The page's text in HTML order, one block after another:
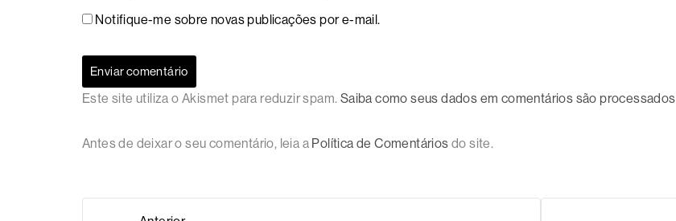
Notifique-me sobre novas publicações por e-mail.
Este site utiliza o Akismet para reduzir spam. Saiba como seus dados em comentários são processados
Antes de deixar o seu comentário, leia a Política de Comentários do site.